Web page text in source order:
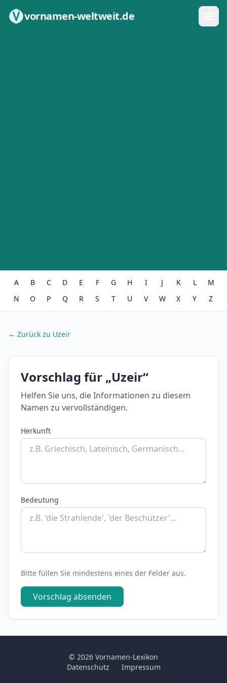
vornamen-weltweit.de
A B C D E F G H I J K L
M
N
O P Q R S T U V W X Y Z
← Zurück zu Uzeir
Vorschlag für „Uzeir“
Helfen Sie uns, die Informationen zu diesem
Namen zu vervollständigen.
Herkunft
Bedeutung
Bitte füllen Sie mindestens eines der Felder aus.
Vorschlag absenden
© 2026 Vornamen-Lexikon
Datenschutz
Impressum